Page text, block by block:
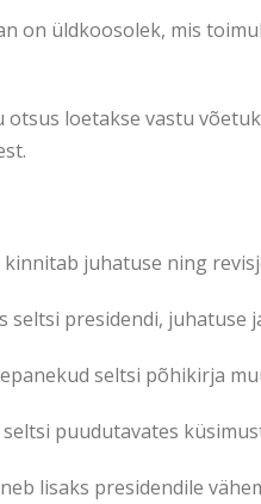
on üldkoosolek, mis
otsus loetakse vastu
juhatuse ning
seltsi presidendi,
seltsi põhikirja
puudutavates
lisaks presidendile